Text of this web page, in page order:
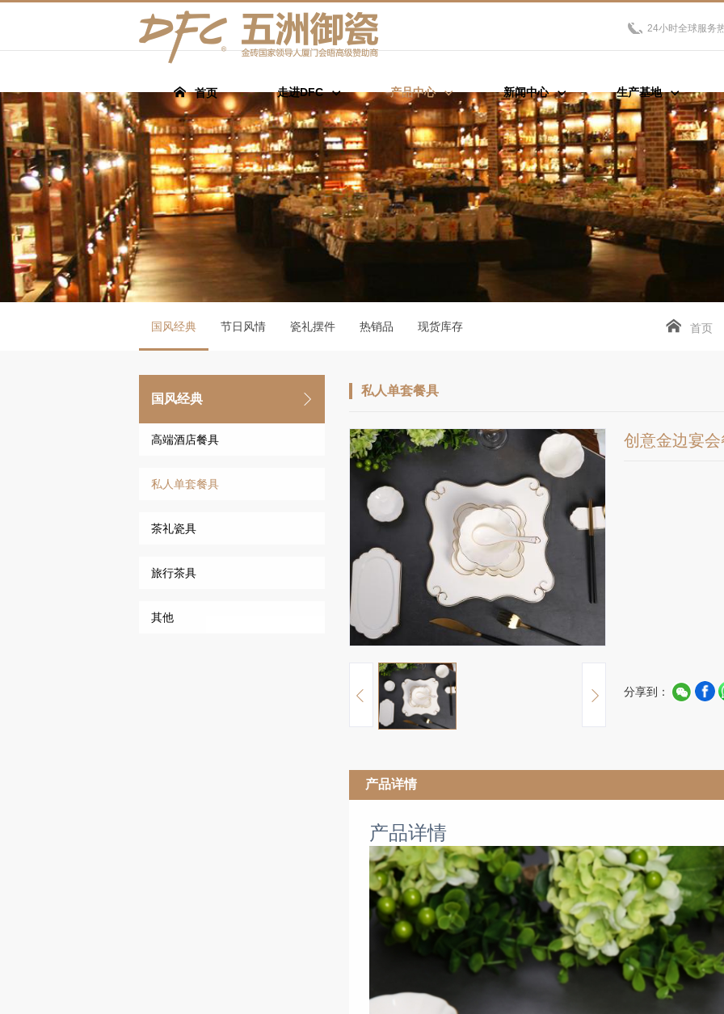
24小时全球服务
首页 走进DFC 产品中心 新闻中心 生产基地
国风经典
国风经典
高端酒店餐具
私人单套餐具
茶礼瓷具
旅行茶具
其他
节日风情 瓷礼摆件 热销品 现货库存 首页
私人单套餐具
创意金边宴
分享到：
产品详情
产品详情